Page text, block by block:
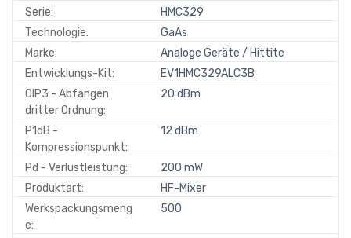
Serie:
HMC329
Technologie:
GaAs
Marke:
Analoge Geräte / Hittite
Entwicklungs-Kit:
EV1HMC329ALC3B
OIP3 - Abfangen
dritter Ordnung:
20 dBm
P1dB -
Kompressionspunkt:
12 dBm
Pd - Verlustleistung:
200 mW
Produktart:
HF-Mixer
Werkspackungsmeng
e:
500